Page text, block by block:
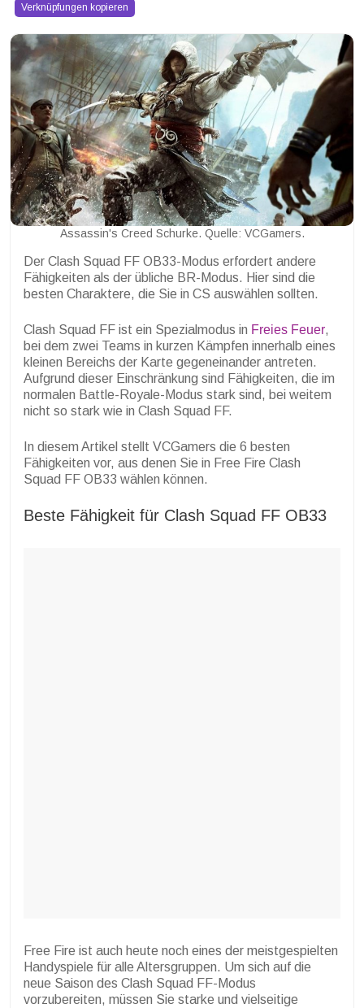
Verknüpfungen kopieren
Assassin's Creed Schurke. Quelle: VCGamers.
Der Clash Squad FF OB33-Modus erfordert andere
Fähigkeiten als der übliche BR-Modus. Hier sind die
besten Charaktere, die Sie in CS auswählen sollten.
Clash Squad FF ist ein Spezialmodus in Freies Feuer,
bei dem zwei Teams in kurzen Kämpfen innerhalb eines
kleinen Bereichs der Karte gegeneinander antreten.
Aufgrund dieser Einschränkung sind Fähigkeiten, die im
normalen Battle-Royale-Modus stark sind, bei weitem
nicht so stark wie in Clash Squad FF.
In diesem Artikel stellt VCGamers die 6 besten
Fähigkeiten vor, aus denen Sie in Free Fire Clash
Squad FF OB33 wählen können.
Beste Fähigkeit für Clash Squad FF OB33
Free Fire ist auch heute noch eines der meistgespielten
Handyspiele für alle Altersgruppen. Um sich auf die
neue Saison des Clash Squad FF-Modus
vorzubereiten, müssen Sie starke und vielseitige